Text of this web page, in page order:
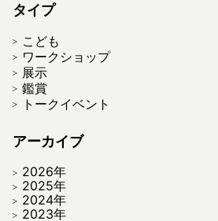
タイプ
こども
ワークショップ
展示
鑑賞
トークイベント
アーカイブ
2026年
2025年
2024年
2023年